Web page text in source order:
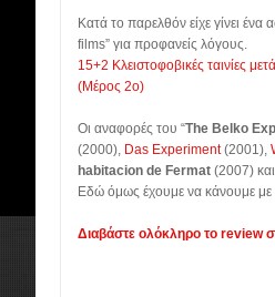
Κατά το παρελθόν είχε γίνει
films” για προφανείς λόγους.
15+2 Κλειστοφοβικές ταινίες
(Μέρος 2ο)
Οι αναφορές του “The Belko
(2000), Das Experiment(2001),
habitacion de Fermat (2007)
Εδώ όμως έχουμε να κάνουμε με
Διαβάστε ολόκληρο το review